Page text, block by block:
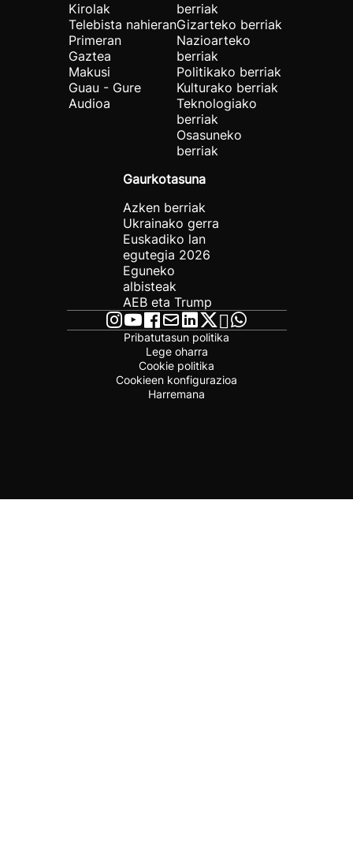
Kirolak
Telebista nahieran
Primeran
Gaztea
Makusi
Guau - Gure
Audioa
berriak
Gizarteko berriak
Nazioarteko
berriak
Politikako berriak
Kulturako berriak
Teknologiako
berriak
Osasuneko
berriak
Gaurkotasuna
Azken berriak
Ukrainako gerra
Euskadiko lan
egutegia 2026
Eguneko
albisteak
AEB eta Trump
Pribatutasun politika
Lege oharra
Cookie politika
Cookieen konfigurazioa
Harremana